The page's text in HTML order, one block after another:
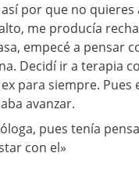
así por que no
me producía
empecé a pensar
Decidí ir a terapia
para siempre.
avanzar.
pues tenía
con el»